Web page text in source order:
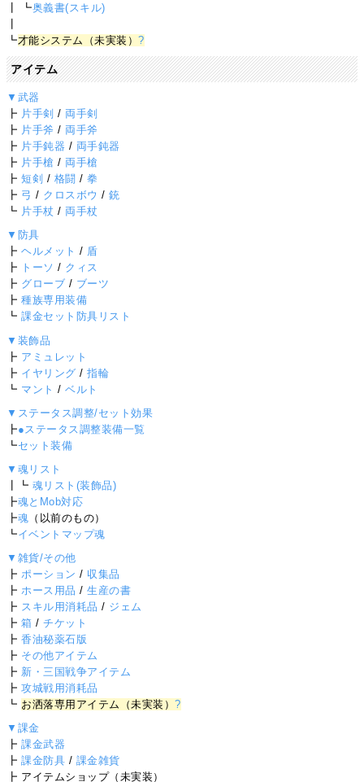
┃ ┗奥義書(スキル)
┗才能システム（未実装）?
アイテム
▼武器
┣ 片手剣 / 両手剣
┣ 片手斧 / 両手斧
┣ 片手鈍器 / 両手鈍器
┣ 片手槍 / 両手槍
┣短剣 / 格闘 /拳
┣ 弓 / クロスボウ /銃
┗ 片手杖 / 両手杖
▼防具
┣ヘルメット / 盾
┣ トーソ / クィス
┣ グローブ / ブーツ
┣種族専用装備
┗課金セット防具リスト
▼装飾品
┣ アミュレット
┣ イヤリング /指輪
┗ マント /ベルト
▼ステータス調整/セット効果
┣●ステータス調整装備一覧
┗セット装備
▼魂リスト
┃┗ 魂リスト(装飾品)
┣魂とMob対応
┣魂 （以前のもの）
┗イベントマップ魂
▼雑貨/その他
┣ ポーション / 収集品
┣ ホース用品 /生産の書
┣ スキル用消耗品 / ジェム
┣箱 /チケット
┣香油秘薬石版
┣ その他アイテム
┣ 新・三国戦争アイテム
┣攻城戦用消耗品
┗ お洒落専用アイテム（未実装）?
▼課金
┣課金武器
┣課金防具 / 課金雑貨
┣ アイテムショップ（未実装）